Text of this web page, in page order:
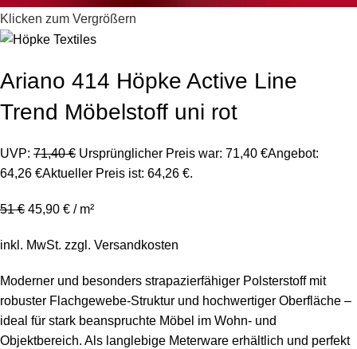
Klicken zum Vergrößern
Ariano 414 Höpke Active Line
Trend Möbelstoff uni rot
UVP: 71,40€ Ursprünglicher Preis war: 71,40 €Angebot:
64,26 €Aktueller Preis ist: 64,26 €.
51€ 45,90 € / m²
inkl. MwSt. zzgl. Versandkosten
Moderner und besonders strapazierfähiger Polsterstoff mit
robuster Flachgewebe-Struktur und hochwertiger Oberfläche –
ideal für stark beanspruchte Möbel im Wohn- und
Objektbereich. Als langlebige Meterware erhältlich und perfekt